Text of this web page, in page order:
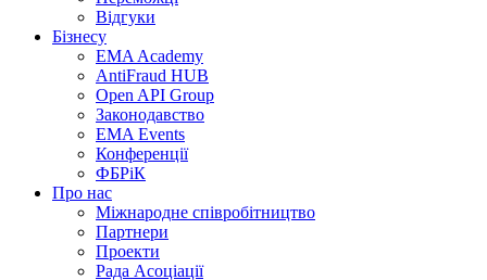
Відгуки
Бізнесу
EMA Academy
AntiFraud HUB
Open API Group
Законодавство
EMA Events
Конференції
ФБРіК
Про нас
Міжнародне співробітництво
Партнери
Проекти
Рада Асоціації